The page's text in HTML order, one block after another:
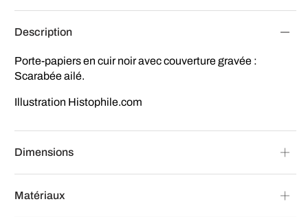
Description
Porte-papiers en cuir noir avec couverture gravée :
Scarabée ailé.
Illustration Histophile.com
Dimensions
Matériaux